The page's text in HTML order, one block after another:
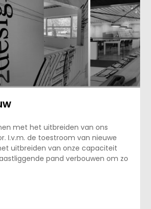
met het uitbreiden van ons
I.v.m. de toestroom van nieuwe
uitbreiden van onze capaciteit
pand verbouwen om zo